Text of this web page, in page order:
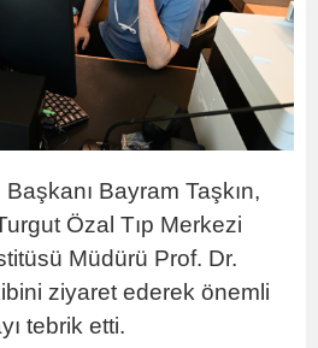
Bayram Taşkın,
Özal Tıp Merkezi
Müdürü Prof. Dr.
ziyaret ederek önemli
tebrik etti.